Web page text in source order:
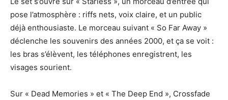
pose l’atmosphère : riffs nets, voix claire, et un public
déjà enthousiaste. Le morceau suivant « So Far Away »
déclenche les souvenirs des années 2000, et ça se voit :
les bras s’élèvent, les téléphones enregistrent, les
visages sourient.
Sur « Dead Memories » et « The Deep End », Crossfade